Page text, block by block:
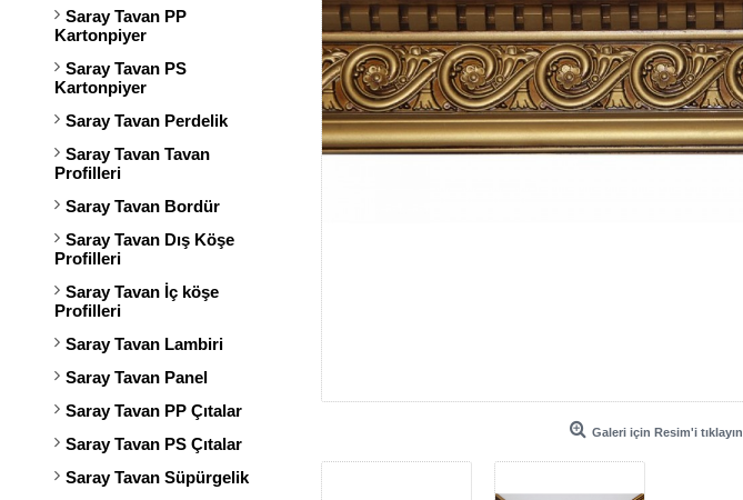
Saray Tavan PP
Kartonpiyer
Saray Tavan PS
Kartonpiyer
Saray Tavan Perdelik
Saray Tavan Tavan
Profilleri
Saray Tavan Bordür
Saray Tavan Dış Köşe
Profilleri
Saray Tavan İç köşe
Profilleri
Saray Tavan Lambiri
Saray Tavan Panel
Saray Tavan PP Çıtalar
Saray Tavan PS Çıtalar
Saray Tavan Süpürgelik
Galeri için Resim'i tıklayın